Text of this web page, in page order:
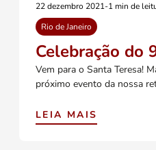
22 dezembro 2021-1 min de
Rio de Janeiro
Celebração do
Vem para o Santa Teresa!
próximo evento da nossa
LEIA MAIS